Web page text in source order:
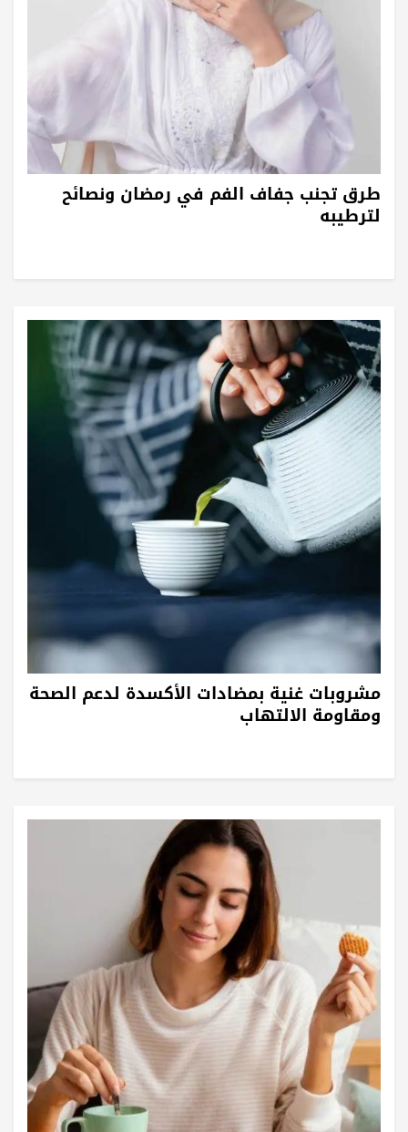
طرق تجنب جفاف الفم في رمضان ونصائح
لترطيبه
مشروبات غنية بمضادات الأكسدة لدعم الصحة
ومقاومة الالتهاب